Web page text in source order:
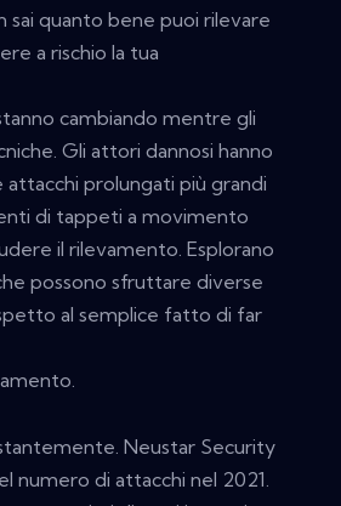
quanto bene puoi rilevare
a rischio la tua
cambiando mentre gli
Gli attori dannosi hanno
prolungati più grandi
di tappeti a movimento
il rilevamento. Esplorano
possono sfruttare diverse
al semplice fatto di far
Neustar Security
numero di attacchi nel 2021.